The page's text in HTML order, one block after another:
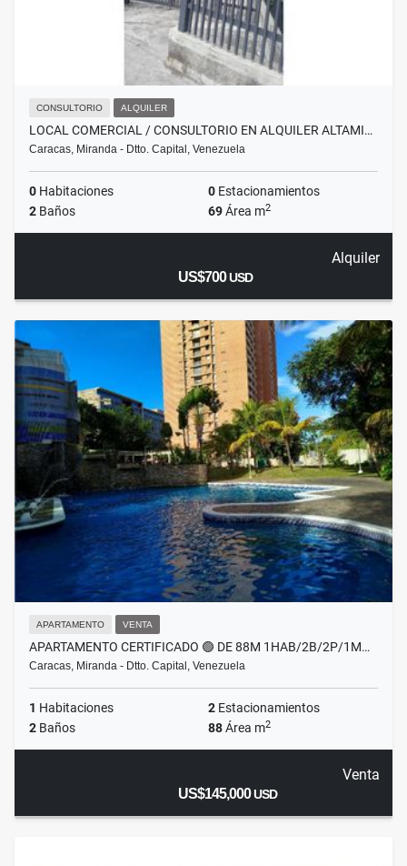
CONSULTORIO ALQUILER
LOCAL COMERCIAL / CONSULTORIO EN ALQUILER ALTAMI…
Caracas, Miranda - Dtto. Capital, Venezuela
0 Habitaciones 0 Estacionamientos
2 Baños 69Área m2
Alquiler
US$700USD
APARTAMENTO VENTA
APARTAMENTO CERTIFICADO 🟢 DE 88M 1HAB/2B/2P/1M…
Caracas, Miranda - Dtto. Capital, Venezuela
1 Habitaciones 2 Estacionamientos
2 Baños 88Área m2
Venta
US$145,000USD